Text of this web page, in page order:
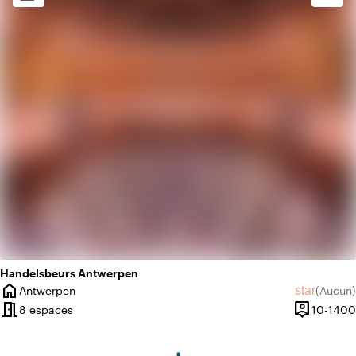
Handelsbeurs Antwerpen
home
Ville
Antwerpen star(Aucun)
Aucun
meeting_room8 espaces person_pin
Capacité
10-1400
info
Oriental